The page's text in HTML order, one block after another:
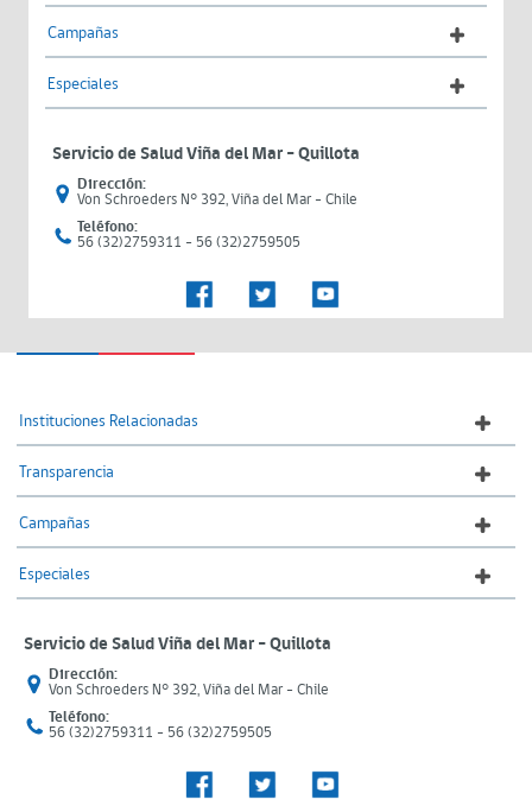
Campañas
Especiales
Servicio de Salud Viña del Mar – Quillota
Dirección:
Von Schroeders N° 392, Viña del Mar - Chile
Teléfono:
56 (32)2759311 - 56 (32)2759505
Instituciones Relacionadas
Transparencia
Campañas
Especiales
Servicio de Salud Viña del Mar – Quillota
Dirección:
Von Schroeders N° 392, Viña del Mar - Chile
Teléfono:
56 (32)2759311 - 56 (32)2759505